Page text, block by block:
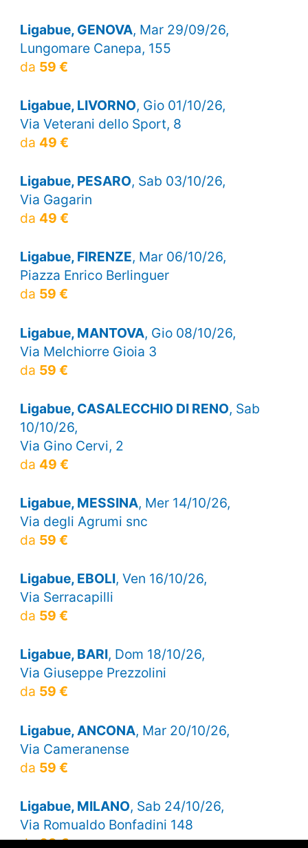
Ligabue, GENOVA, Mar 29/09/26,
Lungomare Canepa, 155
da 59 €
Ligabue, LIVORNO, Gio 01/10/26,
Via Veterani dello Sport, 8
da 49 €
Ligabue, PESARO, Sab 03/10/26,
Via Gagarin
da 49 €
Ligabue, FIRENZE, Mar 06/10/26,
Piazza Enrico Berlinguer
da 59 €
Ligabue, MANTOVA, Gio 08/10/26,
Via Melchiorre Gioia 3
da 59 €
Ligabue, CASALECCHIO DI RENO, Sab
10/10/26,
Via Gino Cervi, 2
da 49 €
Ligabue, MESSINA, Mer 14/10/26,
Via degli Agrumi snc
da 59 €
Ligabue, EBOLI, Ven 16/10/26,
Via Serracapilli
da 59 €
Ligabue, BARI, Dom 18/10/26,
Via Giuseppe Prezzolini
da 59 €
Ligabue, ANCONA, Mar 20/10/26,
Via Cameranense
da 59 €
Ligabue, MILANO, Sab 24/10/26,
Via Romualdo Bonfadini 148
da69 €